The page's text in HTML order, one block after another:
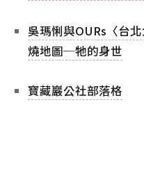
吳瑪悧與OURs〈台
燒地圖─牠的身世
寶藏巖公社部落格